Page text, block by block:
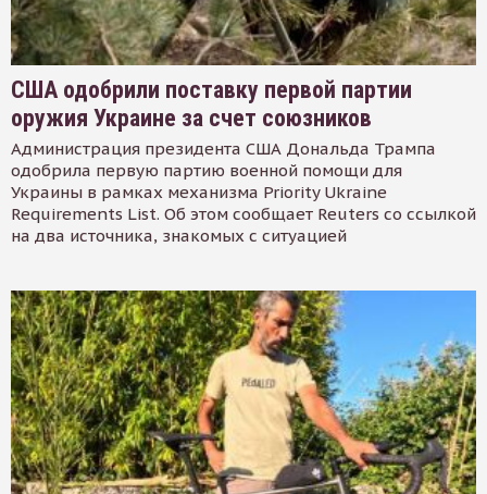
США одобрили поставку первой партии
оружия Украине за счет союзников
Администрация президента США Дональда Трампа
одобрила первую партию военной помощи для
Украины в рамках механизма Priority Ukraine
Requirements List. Об этом сообщает Reuters со ссылкой
на два источника, знакомых с ситуацией